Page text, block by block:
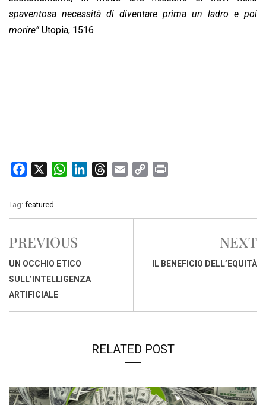
spaventosa necessità di diventare prima un ladro e poi
morire”Utopia, 1516
c
e
o
o
k
W
t
A
p
p
k
n
e
i
y
n
Tag: featured
PREVIOUS
UN OCCHIO ETICO
SULL’INTELLIGENZA
ARTIFICIALE
NEXT
IL BENEFICIO DELL’EQUITÀ
RELATED POST